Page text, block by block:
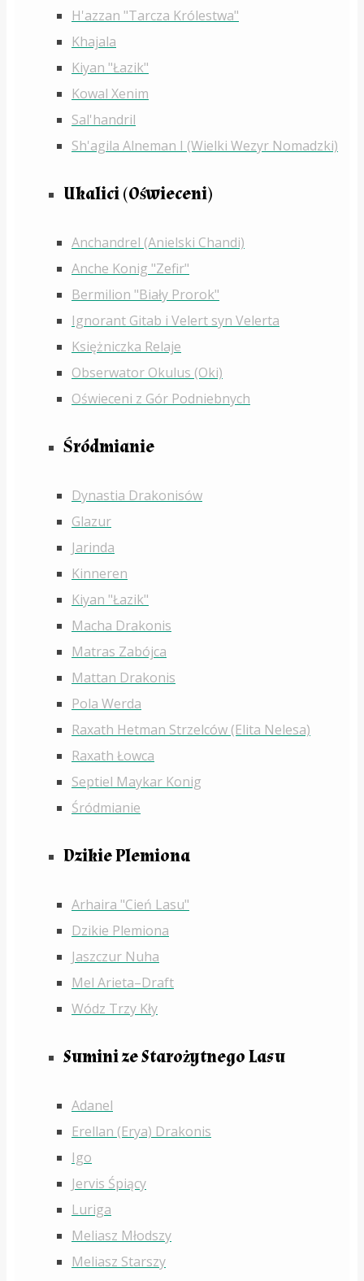
H'azzan "Tarcza Królestwa"
Khajala
Kiyan "Łazik"
Kowal Xenim
Sal'handril
Sh'agila Alneman I (Wielki Wezyr Nomadzki)
Ukalici (Oświeceni)
Anchandrel (Anielski Chandi)
Anche Konig "Zefir"
Bermilion "Biały Prorok"
Ignorant Gitab i Velert syn Velerta
Księżniczka Relaje
Obserwator Okulus (Oki)
Oświeceni z Gór Podniebnych
Śródmianie
Dynastia Drakonisów
Glazur
Jarinda
Kinneren
Kiyan "Łazik"
Macha Drakonis
Matras Zabójca
Mattan Drakonis
Pola Werda
Raxath Hetman Strzelców (Elita Nelesa)
Raxath Łowca
Septiel Maykar Konig
Śródmianie
Dzikie Plemiona
Arhaira "Cień Lasu"
Dzikie Plemiona
Jaszczur Nuha
Mel Arieta–Draft
Wódz Trzy Kły
Sumini ze Starożytnego Lasu
Adanel
Erellan (Erya) Drakonis
Igo
Jervis Śpiący
Luriga
Meliasz Młodszy
Meliasz Starszy